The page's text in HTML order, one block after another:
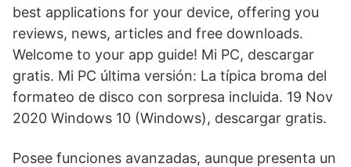
best applications for your device, offering you
reviews, news, articles and free downloads.
Welcome to your app guide! Mi PC, descargar
gratis. Mi PC última versión: La típica broma del
formateo de disco con sorpresa incluida. 19 Nov
2020 Windows 10 (Windows), descargar gratis.
Posee funciones avanzadas, aunque presenta un